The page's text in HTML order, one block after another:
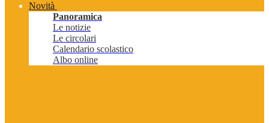
Novità
Panoramica
Le notizie
Le circolari
Calendario scolastico
Albo online